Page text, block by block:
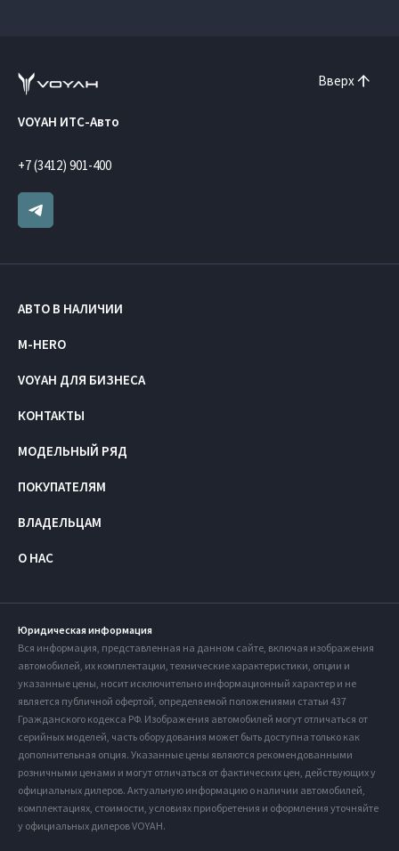
Вверх
VOYAH ИТС-Авто
+7 (3412) 901-400
АВТО В НАЛИЧИИ
M-HERO
VOYAH ДЛЯ БИЗНЕСА
КОНТАКТЫ
МОДЕЛЬНЫЙ РЯД
ПОКУПАТЕЛЯМ
ВЛАДЕЛЬЦАМ
О НАС
Юридическая информация
Вся информация, представленная на данном сайте, включая изображения
автомобилей, их комплектации, технические характеристики, опции и
указанные цены, носит исключительно информационный характер и не
является публичной офертой, определяемой положениями статьи 437
Гражданского кодекса РФ. Изображения автомобилей могут отличаться от
серийных моделей, часть оборудования может быть доступна только как
дополнительная опция. Указанные цены являются рекомендованными
розничными ценами и могут отличаться от фактических цен, действующих у
официальных дилеров. Актуальную информацию о наличии автомобилей,
комплектациях, стоимости, условиях приобретения и оформления уточняйте
у официальных дилеров VOYAH.